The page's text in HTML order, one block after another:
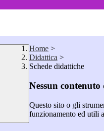
Home >
Didattica >
Schede didattiche
Nessun
Questo sito o gli
funzionamento ed utili